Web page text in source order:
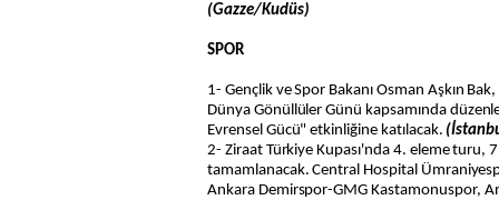
(Gazze/Kudüs)
SPOR
1- Gençlik ve Spor Bakanı Osman Aşkın
Dünya Gönüllüler Günü kapsamında
Evrensel Gücü" etkinliğine katılacak.
2- Ziraat Türkiye Kupası'nda 4. eleme turu,
tamamlanacak. Central Hospital
Ankara Demirspor-GMG Kastamonuspor,